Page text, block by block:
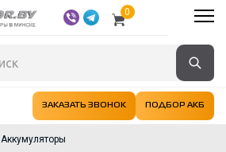
0
ЗАКАЗАТЬ ЗВОНОК ПОДБОР АКБ
Аккумуляторы